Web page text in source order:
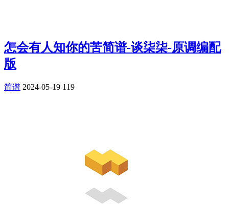
怎会有人知你的苦简谱-谈柒柒-原调编配
版
简谱 2024-05-19 119